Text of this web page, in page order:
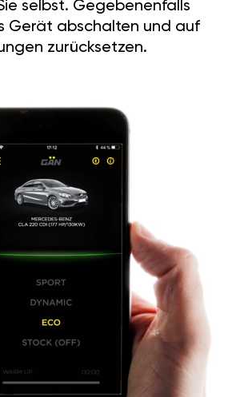
selbst. Gegebenenfalls
Gerät abschalten und auf
zurücksetzen.